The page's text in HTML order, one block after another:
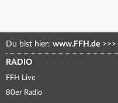
Du bist hier: www.FFH.de >>>
RADIO
FFH Live
80er Radio